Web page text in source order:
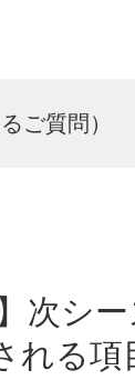
ご質問）
次シ
れる項